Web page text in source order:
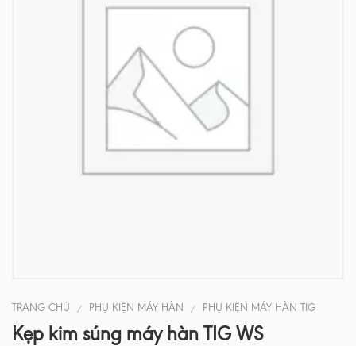
TRANG CHỦ / PHỤ KIỆN MÁY HÀN / PHỤ KIỆN MÁY HÀN TIG
Kẹp kim súng máy hàn TIG WS